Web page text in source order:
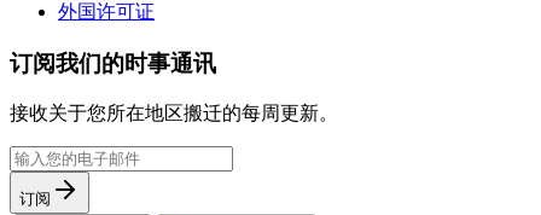
外国许可证
订阅我们的时事通讯
接收关于您所在地区搬迁的每周更新。
订阅